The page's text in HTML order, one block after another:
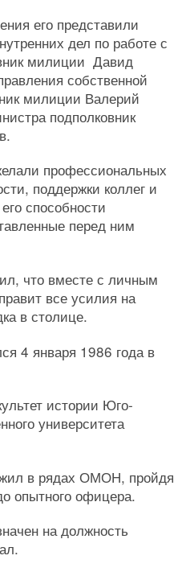
его представили
дел по работе с
милиции Давид
собственной
милиции Валерий
подполковник
профессиональных
поддержки коллег и
способности
перед ним
что вместе с личным
все усилия на
в столице.
4 января 1986 года в
истории Юго-
университета
в рядах ОМОН, пройдя
опытного офицера.
на должность